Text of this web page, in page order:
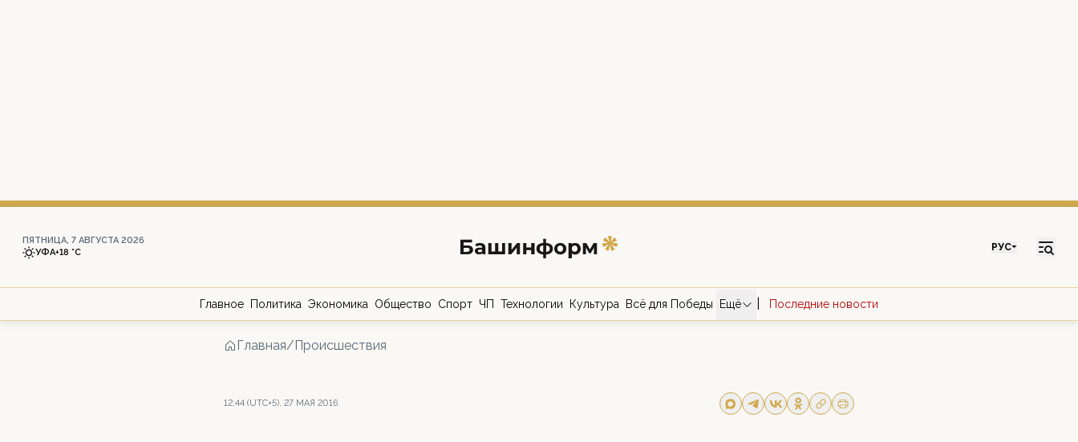
ПЯТНИЦА, 7 АВГУСТА 2026
УФА+18 °С РУС
Главное Политика Экономика Общество Спорт ЧП Технологии Культура Всё для Победы Ещё Последние новости
Главная/Происшествия
12:44 (UTC+5), 27 МАЯ 2016